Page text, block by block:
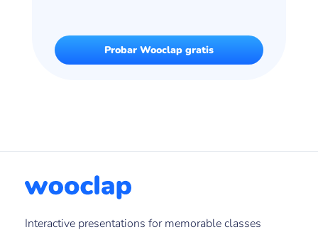
Probar Wooclap gratis
Interactive presentations for memorable classes